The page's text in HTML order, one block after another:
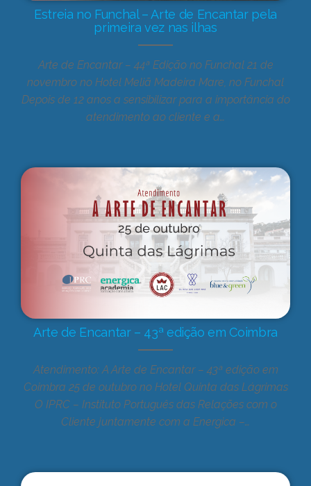
Estreia no Funchal – Arte de Encantar pela
primeira vez nas ilhas
Arte de Encantar – 44ª Edição no Funchal 21 de
novembro no Hotel Meliã Madeira Mare, no Funchal
Depois de 12 anos a sensibilizar para a importância do
atendimento ao cliente e a…
Arte de Encantar – 43ª edição em Coimbra
Atendimento: A Arte de Encantar – 43ª edição em
Coimbra 25 de outubro no Hotel Quinta das Lágrimas
O IPRC – Instituto Português das Relações com o
Cliente juntamente com a Energica –…